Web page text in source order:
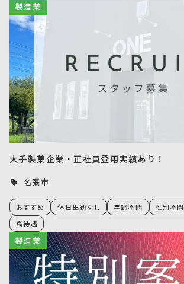
製造業
大手製菓企業・正社員登用実績あり！
名張市
おすすめ 休日出勤なし 年齢不問 性別不問
高待遇
製造業